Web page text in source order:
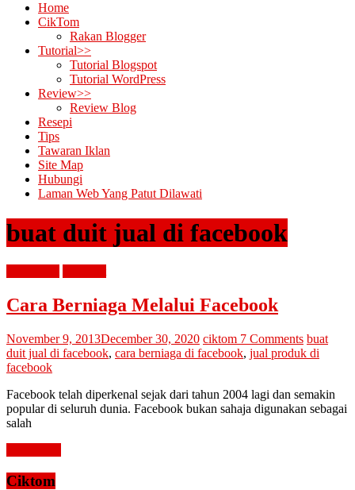
Home
CikTom
Rakan Blogger
Tutorial>>
Tutorial Blogspot
Tutorial WordPress
Review>>
Review Blog
Resepi
Tips
Tawaran Iklan
Site Map
Hubungi
Laman Web Yang Patut Dilawati
buat duit jual di facebook
Cara Berniaga Melalui Facebook
November 9, 2013December 30, 2020 ciktom 7 Comments buat
duit jual di facebook, cara berniaga di facebook, jual produk di
facebook
Facebook telah diperkenal sejak dari tahun 2004 lagi dan semakin
popular di seluruh dunia. Facebook bukan sahaja digunakan sebagai
salah
Ciktom